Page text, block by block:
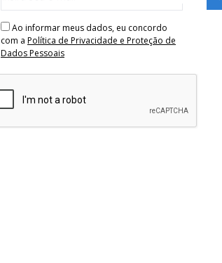
Ao informar meus dados, eu concordo
com a Política de Privacidade e Proteção de
Dados Pessoais